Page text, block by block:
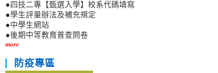
●四技二專【甄選入學】校系代碼填寫
●學生評量辦法及補充規定
●中學生網站
●後期中等教育普查問卷
more
防疫專區